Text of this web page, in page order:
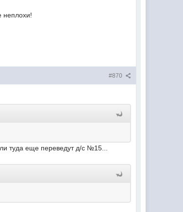
неплохи!
#870
туда еще переведут д/с №15...